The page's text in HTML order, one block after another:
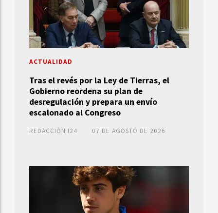
Tras el revés por la Ley de Tierras, el
Gobierno reordena su plan de
desregulación y prepara un envío
escalonado al Congreso
REDACCIÓN I24
ACTUALIDAD
07 DE AGOSTO DE 2026